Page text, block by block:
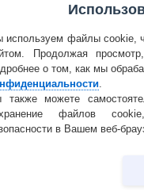
+15 +12
декада
используем файлы cookie,
Продолжая
о том, как мы
также можете
файлов
в Вашем веб-